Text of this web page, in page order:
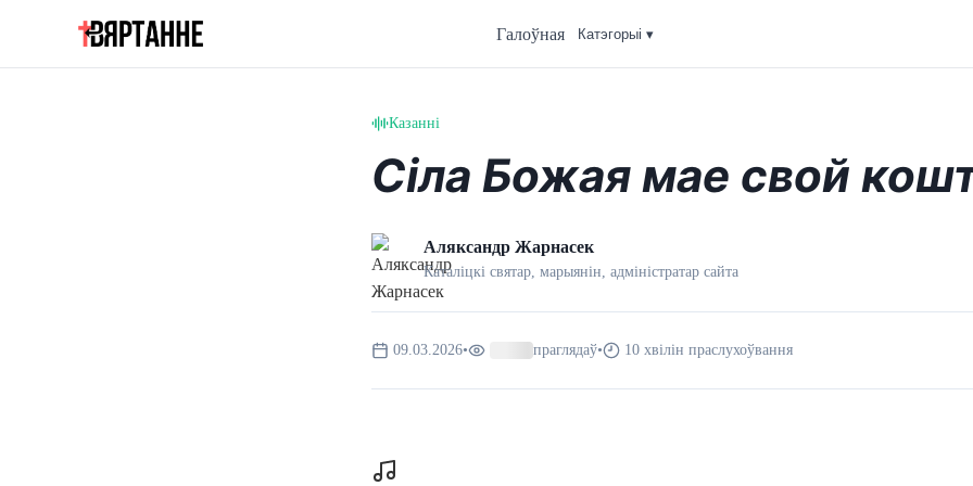
Галоўная Катэгорыi ▾
Казанні
Сіла Божая мае свой
Аляксандр Жарнасек
Каталіцкі святар, марыянін, адмiнiстратар сайта
09.03.2026• праглядаў• 10 хвілін праслухоўвання